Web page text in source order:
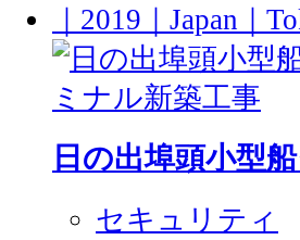
｜2019｜Japan｜
日の出埠頭小型
セキュリティ